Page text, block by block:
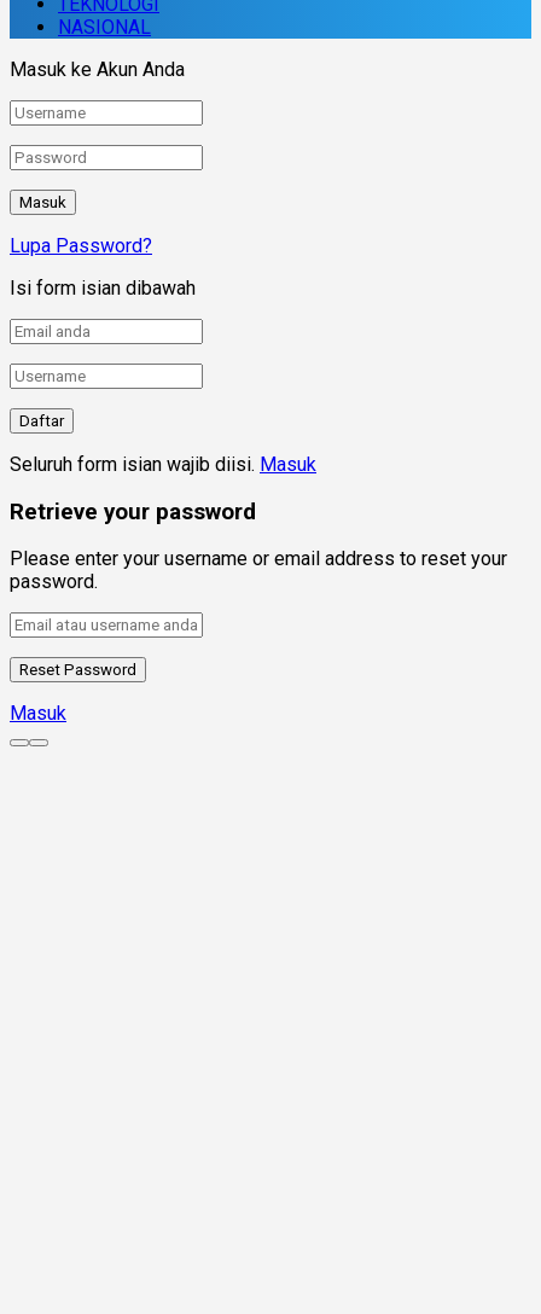
NASIONAL
Masuk ke Akun Anda
Lupa Password?
Isi form isian dibawah
Seluruh form isian wajib diisi. Masuk
Retrieve your password
Please enter your username or email address to reset your
password.
Masuk